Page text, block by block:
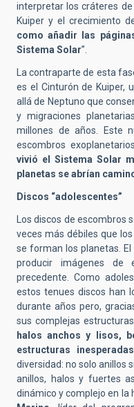
interpretar los cráteres de
Kuiper y el crecimiento
como añadir las pá
Sistema Solar”.
La contraparte de esta
es el Cinturón de Kuiper,
alláde Neptuno que
y migraciones
millones de años. Este
escombros
vivió elSistema Solar
planetas se abrían
Discos “adolescentes”
Los discos de escombros
veces másdébiles que
se forman los planetas.
producir imágenes de
precedente. Como
estos tenues discos han
durante años pero,
sus complejas
halos anchos y lisos,
estructuras inesperadas
diversidad: no solo anillos
anillos, halos y fuertes
dinámico y complejo en la